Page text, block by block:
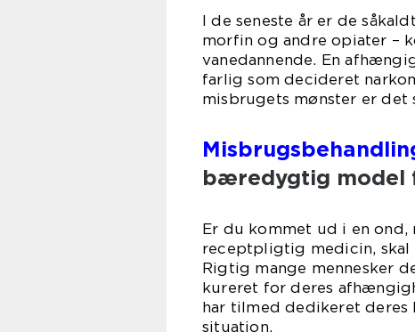
I de seneste år er de
morfin og andre opiater –
vanedannende. En
farlig som decideret
misbrugets mønster er det
bæredygtig model
Er du kommet ud i en
receptpligtig medicin, skal
Rigtig mange mennesker
kureret for deres
har tilmed dedikeret
situation.